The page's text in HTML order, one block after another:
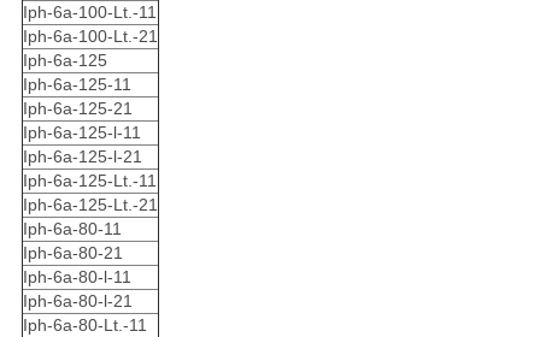
Iph-6a-100-Lt.-11
Iph-6a-100-Lt.-21
Iph-6a-125
Iph-6a-125-11
Iph-6a-125-21
Iph-6a-125-l-11
Iph-6a-125-l-21
Iph-6a-125-Lt.-11
Iph-6a-125-Lt.-21
Iph-6a-80-11
Iph-6a-80-21
Iph-6a-80-l-11
Iph-6a-80-l-21
Iph-6a-80-Lt.-11